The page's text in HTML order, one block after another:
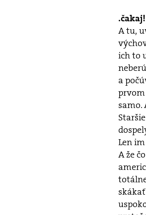
.čakaj!
A tu,
ich to
a
prvom
samo.
Len
A že